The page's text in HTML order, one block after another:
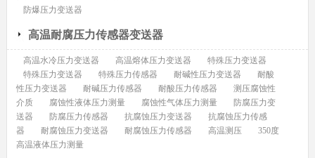
防爆压力变送器
高温耐腐压力传感器变送器
高温水冷压力变送器 高温熔体压力变送器
特殊压力变送器
特殊压力变送器
特殊压力传感器 耐碱性压力变送器
耐酸
性压力变送器
耐碱压力传感器 耐酸压力传感器
测压腐蚀性
介质
腐蚀性液体压力测量 腐蚀性气体压力测量
防腐压力变
送器
防腐压力传感器 抗腐蚀压力变送器
抗腐蚀压力传感
器
耐腐蚀压力变送器 耐腐蚀压力传感器 高温测压
350度
高温液体压力测量